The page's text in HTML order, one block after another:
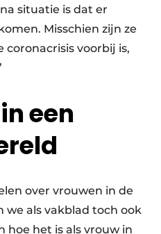
situatie is dat er
Misschien zijn ze
coronacrisis voorbij is,
een
over vrouwen in de
we als vakblad toch ook
hoe het is als vrouw in